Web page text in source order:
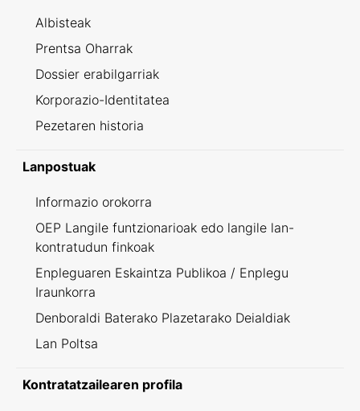
Albisteak
Prentsa Oharrak
Dossier erabilgarriak
Korporazio-Identitatea
Pezetaren historia
Lanpostuak
Informazio orokorra
OEP Langile funtzionarioak edo langile lan-
kontratudun finkoak
Enpleguaren Eskaintza Publikoa / Enplegu
Iraunkorra
Denboraldi Baterako Plazetarako Deialdiak
Lan Poltsa
Kontratatzailearen profila